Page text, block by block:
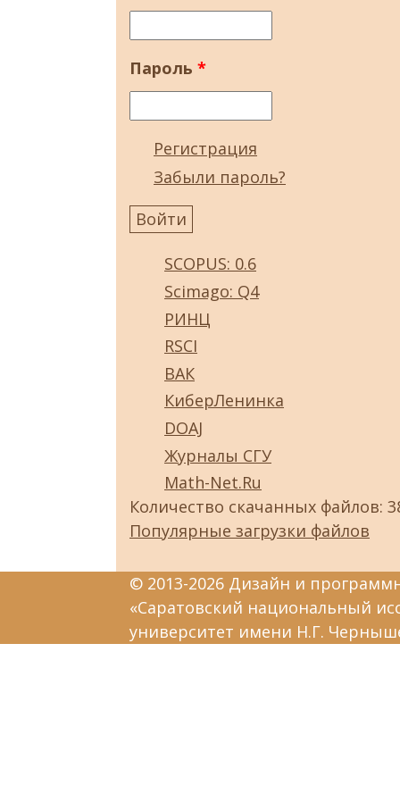
Пароль *
Регистрация
Забыли пароль?
SCOPUS: 0.6
Scimago: Q4
РИНЦ
RSCI
ВАК
КиберЛенинка
DOAJ
Журналы СГУ
Math-Net.Ru
Количество скачанных файлов:
Популярные загрузки файлов
© 2013-2026 Дизайн и
«Саратовский национальный
университет имени Н.Г.